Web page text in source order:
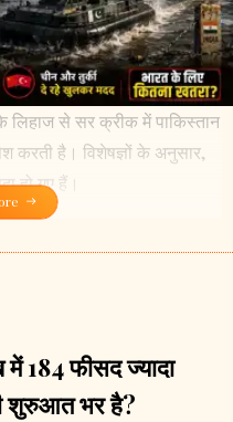
के लिहाज से सर क्रीक में पाकिस्तान
करती है। विशेषज्ञों के अनुसार,
हो गए हैं।
184 फीसद ज्यादा
शुरुआत भर है?